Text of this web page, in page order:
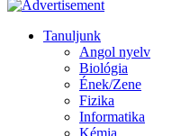
Tanuljunk
Angol nyelv
Biológia
Ének/Zene
Fizika
Informatika
Kémia